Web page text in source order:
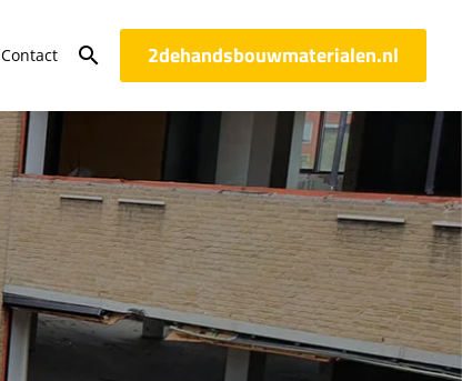
Contact search 2dehandsbouwmaterialen.nl